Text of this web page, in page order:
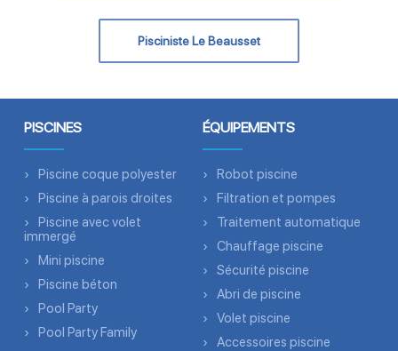
Pisciniste Le Beausset
PISCINES
Piscine coque polyester
Piscine à parois droites
Piscine avec volet
immergé
Mini piscine
Piscine béton
Pool Party
Pool Party Family
ÉQUIPEMENTS
Robot piscine
Filtration et pompes
Traitement automatique
Chauffage piscine
Sécurité piscine
Abri de piscine
Volet piscine
Accessoires piscine